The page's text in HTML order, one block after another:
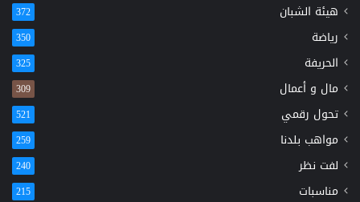
هيئة الشبان 372
رياضة 350
الحريفة 325
مال و أعمال 309
تحول رقمي 521
مواهب بلدنا 259
لفت نظر 240
مناسبات 215